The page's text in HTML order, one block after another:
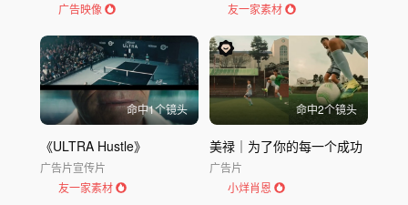
广告映像
友一家素材
命中1个镜头
《ULTRA Hustle》
广告片宣传片
友一家素材
命中2个镜头
美禄｜为了你的每一个成功
广告片
小烊肖恩